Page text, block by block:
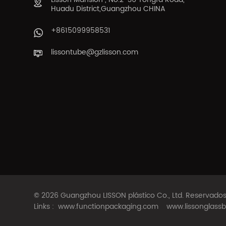
Huadu District,Guangzhou CHINA
+8615099958531
lissontube@gzlisson.com
© 2026 Guangzhou LISSON plástico Co., Ltd.
Links : www.functionpackaging.com